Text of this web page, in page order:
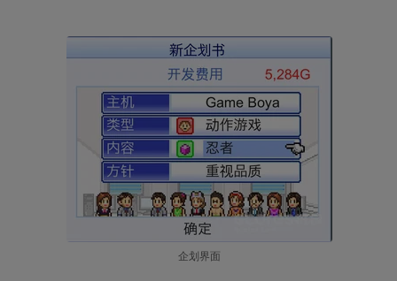
企划界面